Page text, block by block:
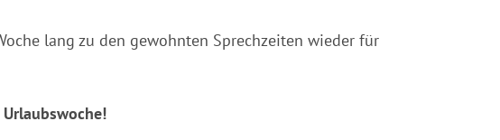
lang zu den gewohnten Sprechzeiten wieder für